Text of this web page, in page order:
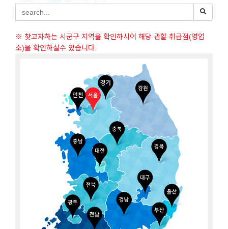
※ 찾고자하는 시군구 지역을 확인하시어 해당 관할 취급점(영업
소)을 확인하실수 있습니다.